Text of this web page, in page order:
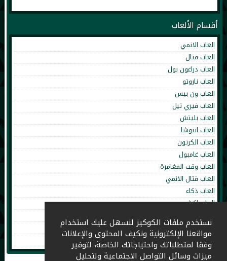
نستخدم ملفات الكوكيز لنسهل عليك استخدام
مواقعنا الإلكترونية ونكيف المحتوى والإعلانات
وفقا لمتطلباتك واحتياجاتك الخاصة، لتوفير
ميزات وسائل التواصل الاجتماعية ولتحليل
أقسام الألعاب
العاب الانمي
العاب قتال
العاب دراغون بول
العاب ناروتو
العاب ون بيس
العاب فيري تيل
العاب بليتش
العاب انيوشا
العاب الكرتون
العاب غامبول
العاب وقت المغامرة
العاب قتال الانمي
العاب ذكاء
العاب اكشن
العاب طبخ
العاب اطفال